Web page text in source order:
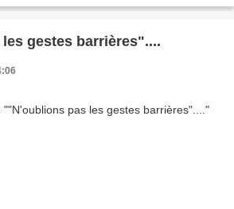
gestes barrières"....